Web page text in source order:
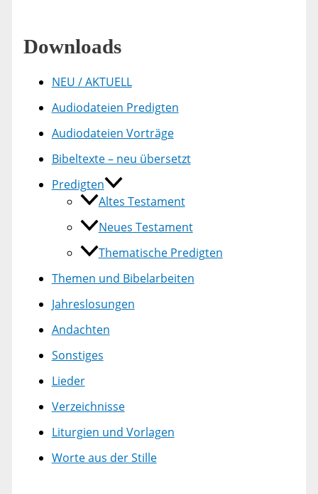
Downloads
NEU / AKTUELL
Audiodateien Predigten
Audiodateien Vorträge
Bibeltexte – neu übersetzt
Predigten
Altes Testament
Neues Testament
Thematische Predigten
Themen und Bibelarbeiten
Jahreslosungen
Andachten
Sonstiges
Lieder
Verzeichnisse
Liturgien und Vorlagen
Worte aus der Stille